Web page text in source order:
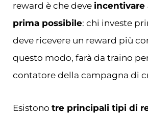
reward è che deve incentivare
prima possibile: chi investe
deve ricevere un reward più
questo modo, farà da traino
contatore della campagna di
Esistono tre principali tipi di